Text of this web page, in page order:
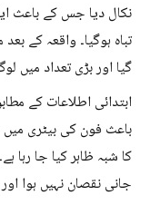
نکال دیا جس کے باعث
تباہ ہوگیا۔ واقعہ کے
گیا اور بڑی تعداد میں
ابتدائی اطلاعات کے
باعث فون کی بیٹری میں
کا شبہ ظاہر کیا جا
جانی نقصان نہیں ہوا